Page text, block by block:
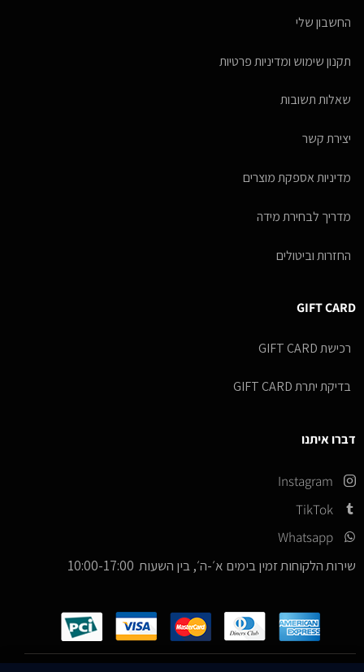
החשבון שלי
תקנון שימוש ומדיניות פרטיות
שאלות תשובות
יצירת קשר
מדיניות אספקת מוצרים
מדריך לבחירת מידה
החזרות וביטולים
GIFT CARD
רכישת GIFT CARD
בדיקת יתרת GIFT CARD
דברו איתנו
Instagram
TikTok
Whatsapp
שירות הלקוחות זמין בימים א׳-ה׳, בין השעות 10:00-17:00